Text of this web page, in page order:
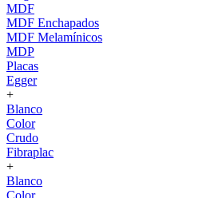
MDF
MDF Enchapados
MDF Melamínicos
MDP
Placas
Egger
+
Blanco
Color
Crudo
Fibraplac
+
Blanco
Color